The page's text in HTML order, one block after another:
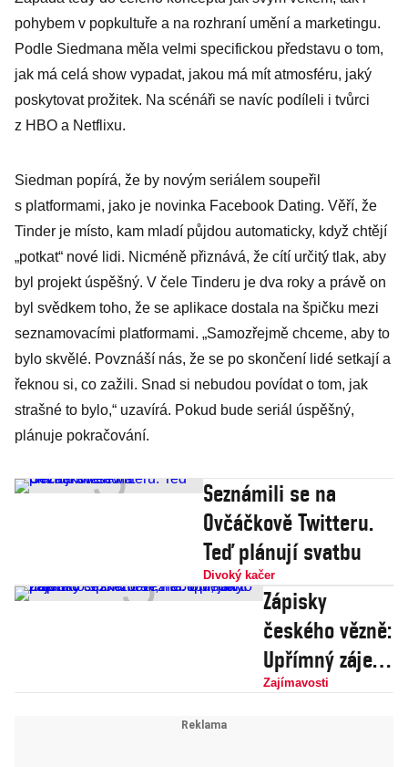
pohybem v popkultuře a na rozhraní umění a marketingu.
Podle Siedmana měla velmi specifickou představu o tom,
jak má celá show vypadat, jakou má mít atmosféru, jaký
poskytovat prožitek. Na scénáři se navíc podíleli i tvůrci
z HBO a Netflixu.
Siedman popírá, že by novým seriálem soupeřil
s platformami, jako je novinka Facebook Dating. Věří, že
Tinder je místo, kam mladí půjdou automaticky, když chtějí
„potkat“ nové lidi. Nicméně přiznává, že cítí určitý tlak, aby
byl projekt úspěšný. V čele Tinderu je dva roky a právě on
byl svědkem toho, že se aplikace dostala na špičku mezi
seznamovacími platformami. „Samozřejmě chceme, aby to
bylo skvělé. Povznáší nás, že se po skončení lidé setkají a
řeknou si, co zažili. Snad si nebudou povídat o tom, jak
strašné to bylo,“ uzavírá. Pokud bude seriál úspěšný,
plánuje pokračování.
Seznámili se na
Ovčáčkově Twitteru.
Teď plánují svatbu
Divoký kačer
Zápisky
českého vězně:
Upřímný zájem
o seznámení,
Zajímavosti